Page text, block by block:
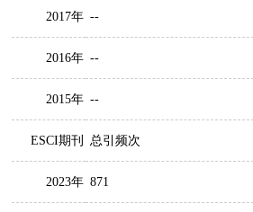
2017年 --
2016年 --
2015年 --
ESCI期刊 总引频次
2023年 871